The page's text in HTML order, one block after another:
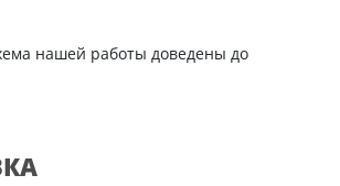
нашей работы доведены до